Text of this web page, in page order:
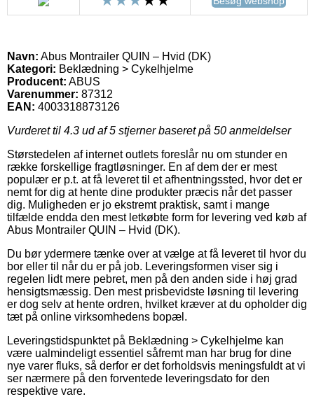
Navn: Abus Montrailer QUIN – Hvid (DK)
Kategori: Beklædning > Cykelhjelme
Producent: ABUS
Varenummer: 87312
EAN: 4003318873126
Vurderet til 4.3 ud af 5 stjerner baseret på 50 anmeldelser
Størstedelen af internet outlets foreslår nu om stunder en
række forskellige fragtløsninger. En af dem der er mest
populær er p.t. at få leveret til et afhentningssted, hvor det er
nemt for dig at hente dine produkter præcis når det passer
dig. Muligheden er jo ekstremt praktisk, samt i mange
tilfælde endda den mest letkøbte form for levering ved køb af
Abus Montrailer QUIN – Hvid (DK).
Du bør ydermere tænke over at vælge at få leveret til hvor du
bor eller til når du er på job. Leveringsformen viser sig i
regelen lidt mere pebret, men på den anden side i høj grad
hensigtsmæssig. Den mest prisbevidste løsning til levering
er dog selv at hente ordren, hvilket kræver at du opholder dig
tæt på online virksomhedens bopæl.
Leveringstidspunktet på Beklædning > Cykelhjelme kan
være ualmindeligt essentiel såfremt man har brug for dine
nye varer fluks, så derfor er det forholdsvis meningsfuldt at vi
ser nærmere på den forventede leveringsdato for den
respektive vare.